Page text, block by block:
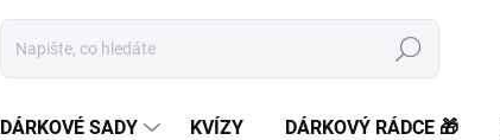
Hledat
DÁRKOVÉ SADY KVÍZY DÁRKOVÝ RÁDCE 🎁